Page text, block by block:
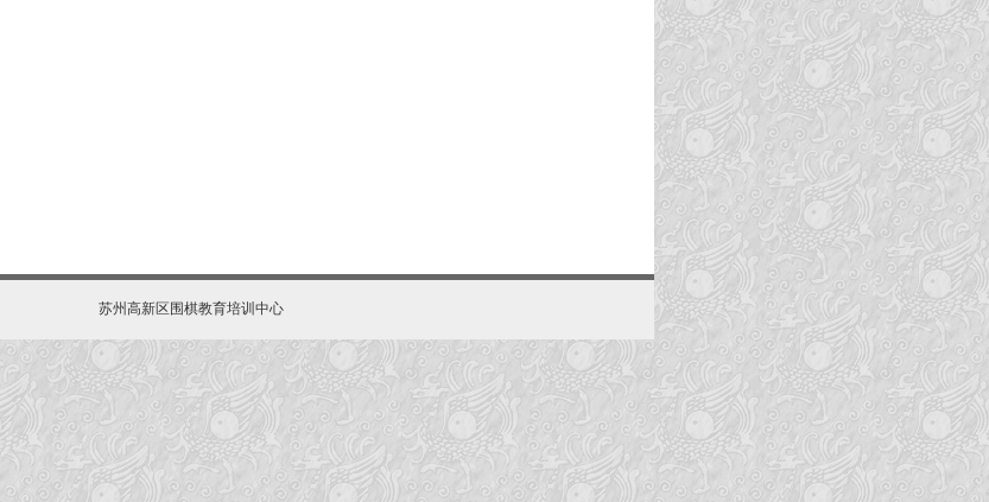
苏州高新区围棋教育培训中心